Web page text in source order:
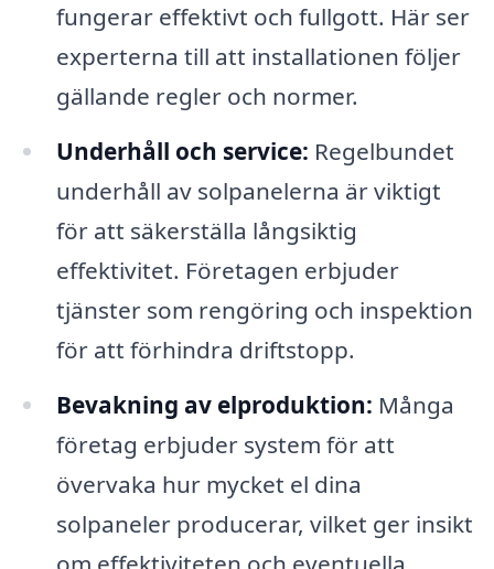
fungerar effektivt och fullgott. Här ser
experterna till att installationen följer
gällande regler och normer.
Underhåll och service: Regelbundet
underhåll av solpanelerna är viktigt
för att säkerställa långsiktig
effektivitet. Företagen erbjuder
tjänster som rengöring och inspektion
för att förhindra driftstopp.
Bevakning av elproduktion: Många
företag erbjuder system för att
övervaka hur mycket el dina
solpaneler producerar, vilket ger insikt